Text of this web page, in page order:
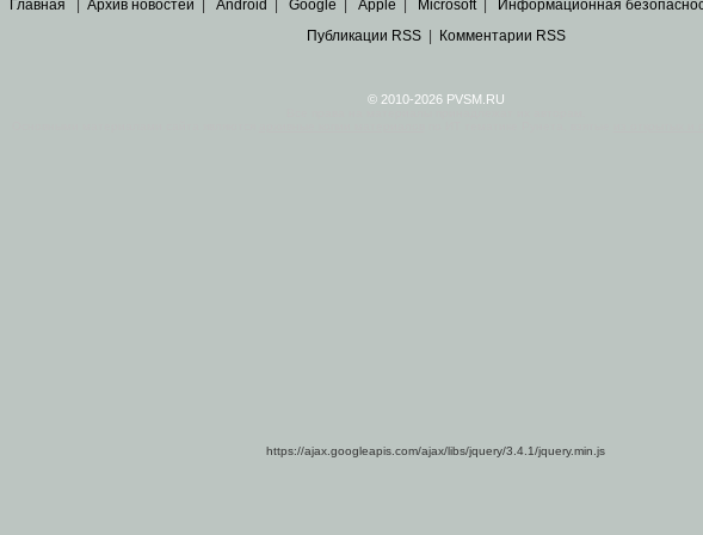
Главная Архив новостей Android Google Apple Microsoft| Информационная
Публикации RSS| Комментарии RSS
© 2010-2026 PVSM.RU
https://ajax.googleapis.com/ajax/libs/jquery/3.4.1/jquery.min.js